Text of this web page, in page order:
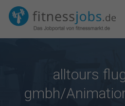
alltours
gmbh/